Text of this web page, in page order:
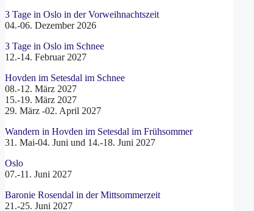
3 Tage in Oslo in der Vorweihnachtszeit
04.-06. Dezember 2026
3 Tage in Oslo im Schnee
12.-14. Februar 2027
Hovden im Setesdal im Schnee
08.-12. März 2027
15.-19. März 2027
29. März -02. April 2027
Wandern in Hovden im Setesdal im Frühsommer
31. Mai-04. Juni und 14.-18. Juni 2027
Oslo
07.-11. Juni 2027
Baronie Rosendal in der Mittsommerzeit
21.-25. Juni 2027